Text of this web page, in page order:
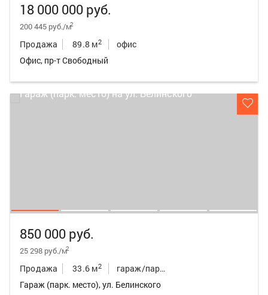
18 000 000 руб.
200 445 руб./м2
Продажа 89.8 м2
офис
Офис, пр-т Свободный
850 000 руб.
25 298 руб./м2
Продажа 33.6 м2
гараж/парк.место
Гараж (парк. место), ул. Белинского